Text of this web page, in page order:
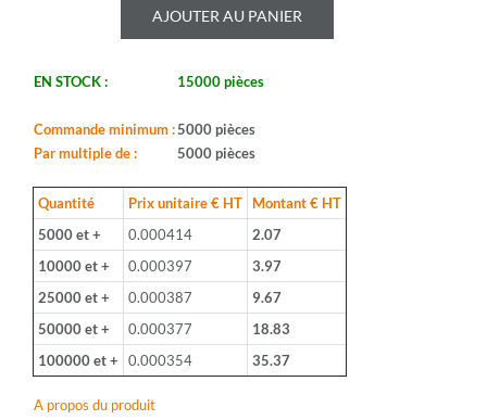
-
R0603B
-
0603
-
820Kohm
-
Tol.:
5%
-
Puis.:
1/10W-
S
-
AJOUTER AU PANIER
EN STOCK : 15000 pièces
Commande minimum :5000 pièces
Par multiple de :
5000 pièces
Quantité Prix unitaire € HT
Montant € HT
5000 et +
0.000414
2.07
10000 et +
0.000397
3.97
25000 et +
0.000387
9.67
50000 et +
0.000377
18.83
100000 et +
0.000354 35.37
A propos du produit